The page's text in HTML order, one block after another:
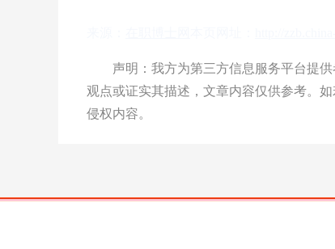
声明：我方为第三方信息服务平台提供
观点或证实其描述，文章内容仅供参考。
侵权内容。